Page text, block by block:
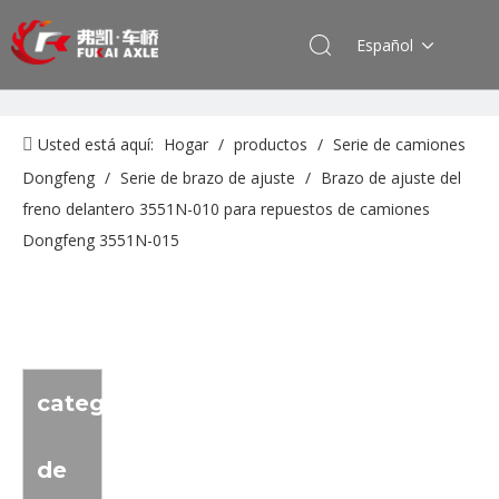
Español
Usted está aquí: Hogar / productos / Serie de camiones
Dongfeng / Serie de brazo de ajuste / Brazo de ajuste del
freno delantero 3551N-010 para repuestos de camiones
Dongfeng 3551N-015
categoria
de